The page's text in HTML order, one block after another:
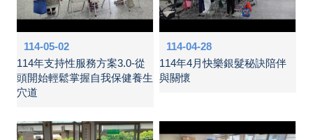
114-05-02
114年支持性服務方案3.0-從
頭開始輕鬆掌握自我保健養生
穴道
114-04-28
114年4月快樂銀髮秘訣陪伴
與關懷